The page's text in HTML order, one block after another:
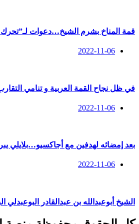
قمة المناخ بشرم الشيخ…دعوات لـ”تحرك
2022-11-06
في ظل نجاح القمة العربية و تنامي
2022-11-06
بعد إمضائه لهدفين مع أجاكسيو…بلايلي
2022-11-06
الشيخ أبوعبدالله بن عبدالقادر البوعبدلي